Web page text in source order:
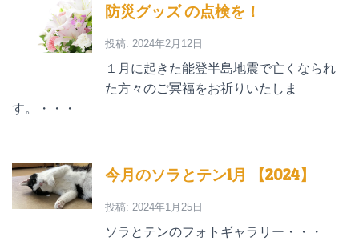
防災グッズ の点検を！
投稿: 2024年2月12日
１月に起きた能登半島地震で亡くなられ
た方々のご冥福をお祈りいたしま
す。・・・
今月のソラとテン1月 【2024】
投稿: 2024年1月25日
ソラとテンのフォトギャラリー・・・